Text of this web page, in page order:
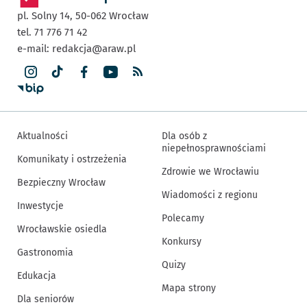
pl. Solny 14, 50-062 Wrocław
tel. 71 776 71 42
e-mail: redakcja@araw.pl
Aktualności
Komunikaty i ostrzeżenia
Bezpieczny Wrocław
Inwestycje
Wrocławskie osiedla
Gastronomia
Edukacja
Dla seniorów
Dla osób z
niepełnosprawnościami
Zdrowie we Wrocławiu
Wiadomości z regionu
Polecamy
Konkursy
Quizy
Mapa strony